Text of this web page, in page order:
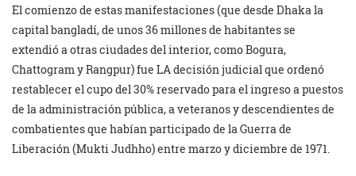
El comienzo de estas manifestaciones (que desde Dhaka la
capital bangladí, de unos 36 millones de habitantes se
extendió a otras ciudades del interior, como Bogura,
Chattogram y Rangpur) fue LA decisión judicial que ordenó
restablecer el cupo del 30% reservado para el ingreso a puestos
de la administración pública, a veteranos y descendientes de
combatientes que habían participado de la Guerra de
Liberación (Mukti Judhho) entre marzo y diciembre de 1971.